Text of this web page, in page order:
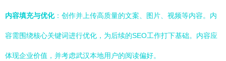
内容填充与优化：创作并上传高质量的文案、图片、视频等内容。内
容需围绕核心关键词进行优化，为后续的SEO工作打下基础。内容应
体现企业价值，并考虑武汉本地用户的阅读偏好。